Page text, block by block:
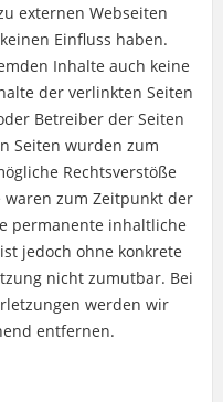
externen Webseiten
Einfluss haben.
Inhalte auch keine
der verlinkten Seiten
Betreiber der Seiten
Seiten wurden zum
Rechtsverstöße
zum Zeitpunkt der
permanente inhaltliche
jedoch ohne konkrete
nicht zumutbar. Bei
werden wir
entfernen.